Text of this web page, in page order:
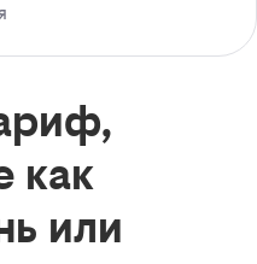
как
или